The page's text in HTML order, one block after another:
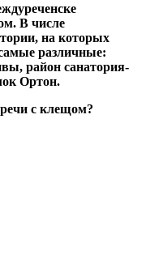
В числе
на которых
различные:
район санатория-
Ортон.
с клещом?